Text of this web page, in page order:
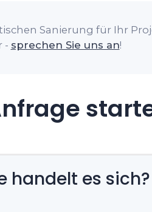
Sanierung für Ihr
- sprechen Sie uns an!